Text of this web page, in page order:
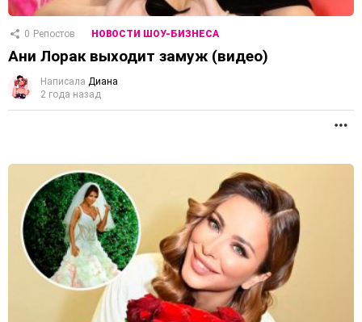
0 Репостов НОВОСТИ ШОУ-БИЗНЕСА
Ани Лорак выходит замуж (видео)
Написала Диана
2 года назад